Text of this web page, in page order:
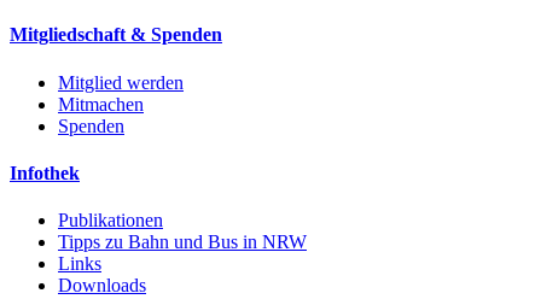
Mitgliedschaft & Spenden
Mitglied werden
Mitmachen
Spenden
Infothek
Publikationen
Tipps zu Bahn und Bus in NRW
Links
Downloads